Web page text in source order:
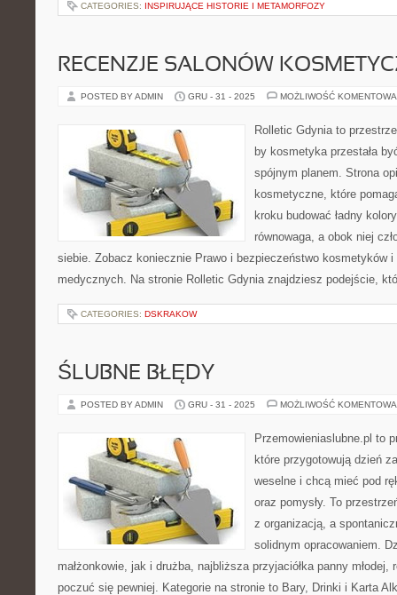
CATEGORIES: INSPIRUJĄCE HISTORIE I METAMORFOZY
RECENZJE SALONÓW
POSTED BY ADMIN GRU - 31 - 2025 MOŻLIWOŚĆ
Rolletic Gdynia to
by kosmetyka przestała
spójnym planem. Strona
kosmetyczne, które
kroku budować ładny
równowaga, a obok niej
siebie. Zobacz koniecznie Prawo i bezpieczeństwo kosmetyków i
medycznych. Na stronie Rolletic Gdynia znajdziesz podejście,
CATEGORIES: DSKRAKOW
ŚLUBNE BŁĘDY
POSTED BY ADMIN GRU - 31 - 2025 MOŻLIWOŚĆ
Przemowieniaslubne.pl to
które przygotowują dzień
weselne i chcą mieć pod
oraz pomysły. To
z organizacją, a
solidnym opracowaniem.
małżonkowie, jak i drużba, najbliższa przyjaciółka panny
poczuć się pewniej. Kategorie na stronie to Bary, Drinki i Karta